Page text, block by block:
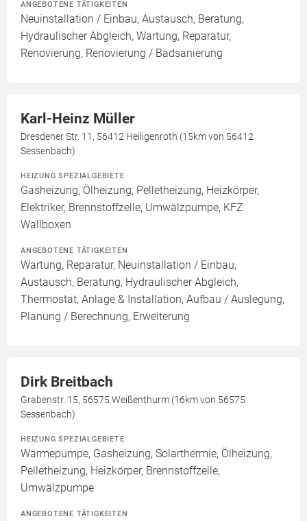
ANGEBOTENE TÄTIGKEITEN
Neuinstallation / Einbau, Austausch, Beratung,
Hydraulischer Abgleich, Wartung, Reparatur,
Renovierung, Renovierung / Badsanierung
Karl-Heinz Müller
Dresdener Str. 11, 56412 Heiligenroth (15km von 56412
Sessenbach)
HEIZUNG SPEZIALGEBIETE
Gasheizung, Ölheizung, Pelletheizung, Heizkörper,
Elektriker, Brennstoffzelle, Umwälzpumpe, KFZ
Wallboxen
ANGEBOTENE TÄTIGKEITEN
Wartung, Reparatur, Neuinstallation / Einbau,
Austausch, Beratung, Hydraulischer Abgleich,
Thermostat, Anlage & Installation, Aufbau / Auslegung,
Planung / Berechnung, Erweiterung
Dirk Breitbach
Grabenstr. 15, 56575 Weißenthurm (16km von 56575
Sessenbach)
HEIZUNG SPEZIALGEBIETE
Wärmepumpe, Gasheizung, Solarthermie, Ölheizung,
Pelletheizung, Heizkörper, Brennstoffzelle,
Umwälzpumpe
ANGEBOTENE TÄTIGKEITEN